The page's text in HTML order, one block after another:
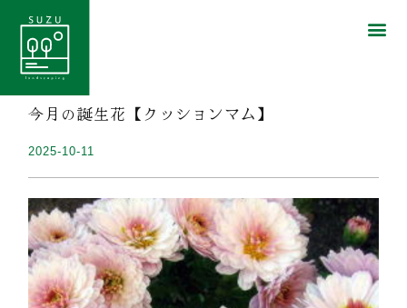
今月の誕生花【クッションマム】
2025-10-11